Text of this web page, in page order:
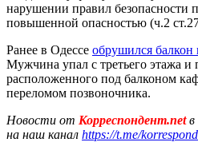
нарушении правил безопасности
повышенной опасностью (ч.2
Ранее в Одессе обрушился балкон
Мужчина упал с третьего этажа
расположенного под балконом
переломом позвоночника.
Новости от Корреспондент.netв
на наш канал https://t.me/